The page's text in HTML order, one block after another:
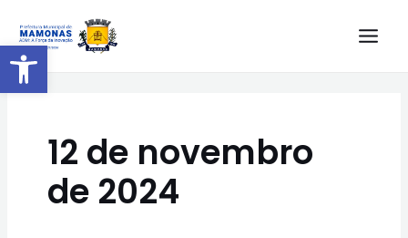
Barra de Ferramentas Aberta
12 de novembro
de 2024